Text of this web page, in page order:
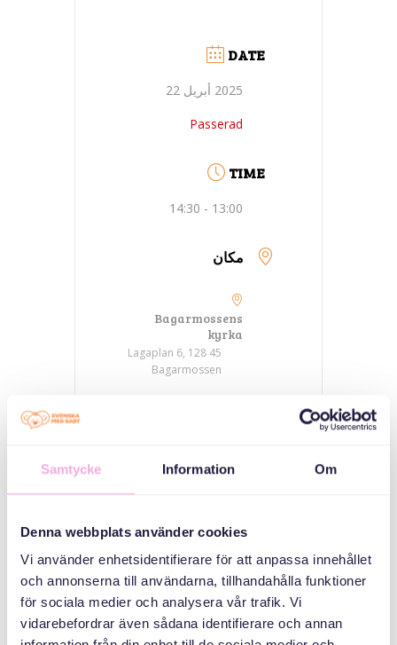
Samtycke Information Om
Denna webbplats använder cookies
Vi använder enhetsidentifierare för att anpassa innehållet
och annonserna till användarna, tillhandahålla funktioner
för sociala medier och analysera vår trafik. Vi
vidarebefordrar även sådana identifierare och annan
DATE
2025 أبريل 22
Passerad
TIME
13:00 - 14:30
مكان
Bagarmossens
kyrka
Lagaplan 6, 128 45
Bagarmossen
ثلاثة أجيال تجتمع
منظم